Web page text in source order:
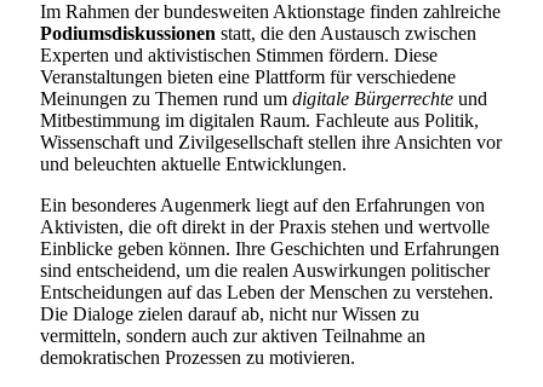
Im Rahmen der bundesweiten Aktionstage finden zahlreiche
Podiumsdiskussionen statt, die den Austausch zwischen
Experten und aktivistischen Stimmen fördern. Diese
Veranstaltungen bieten eine Plattform für verschiedene
Meinungen zu Themen rund um digitale Bürgerrechte und
Mitbestimmung im digitalen Raum. Fachleute aus Politik,
Wissenschaft und Zivilgesellschaft stellen ihre Ansichten vor
und beleuchten aktuelle Entwicklungen.
Ein besonderes Augenmerk liegt auf den Erfahrungen von
Aktivisten, die oft direkt in der Praxis stehen und wertvolle
Einblicke geben können. Ihre Geschichten und Erfahrungen
sind entscheidend, um die realen Auswirkungen politischer
Entscheidungen auf das Leben der Menschen zu verstehen.
Die Dialoge zielen darauf ab, nicht nur Wissen zu
vermitteln, sondern auch zur aktiven Teilnahme an
demokratischen Prozessen zu motivieren.